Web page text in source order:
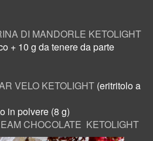
DI MANDORLE KETOLIGHT
+ 10 g da tenere da parte
VELO KETOLIGHT (eritritolo a
in polvere (8 g)
CHOCOLATE KETOLIGHT